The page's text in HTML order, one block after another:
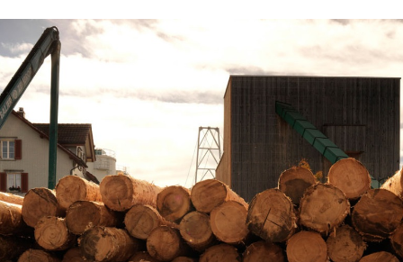
Referenzen
Faszination Holz
Schweizer Rundholz
Über uns
Karriere